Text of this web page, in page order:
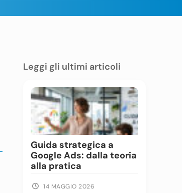
Leggi gli ultimi articoli
Guida strategica a
Google Ads: dalla teoria
alla pratica
14 MAGGIO 2026